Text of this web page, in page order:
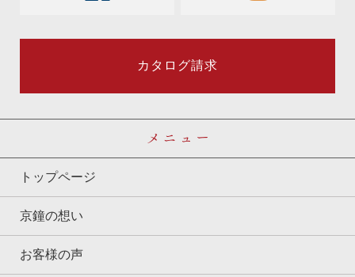
カタログ請求
トップページ
京鐘の想い
お客様の声